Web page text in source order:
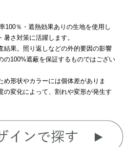
100％・遮熱効果ありの生地を使用し
さ対策に活躍します。
果。照り返しなどの外的要因の影響
の100%遮蔽を保証するものではござい
形状やカラーには個体差がありま
の変化によって、割れや変形が発生す